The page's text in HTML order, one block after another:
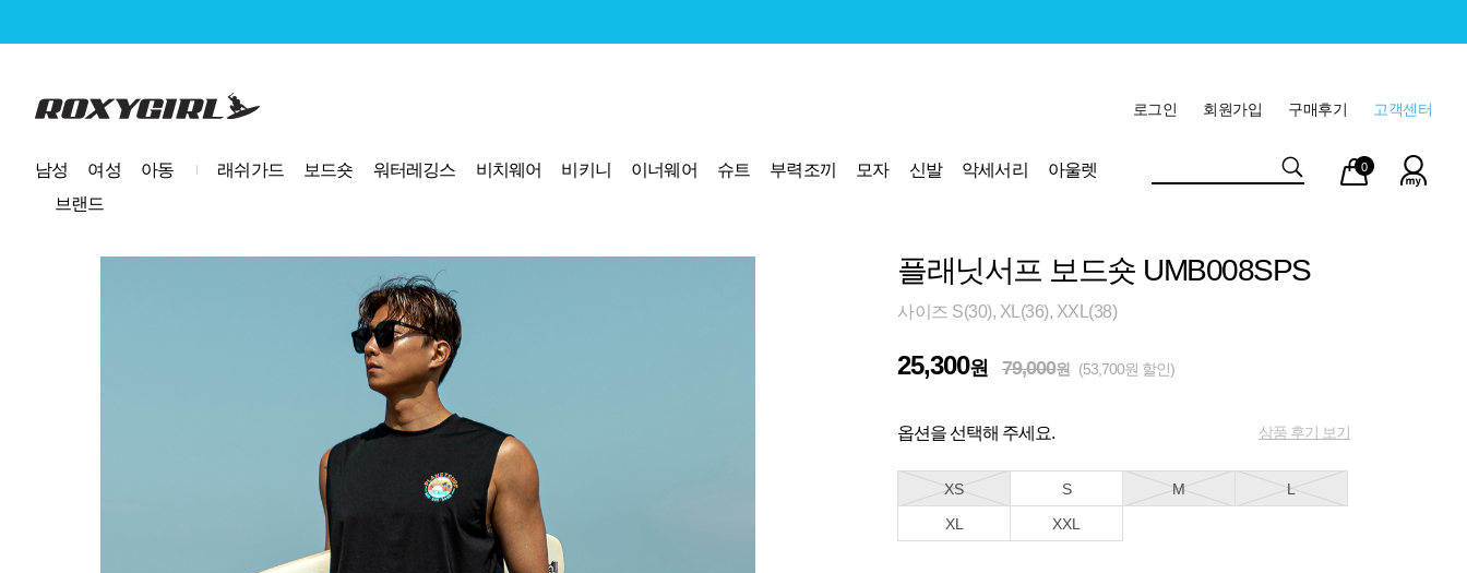
로고 고객센터
구매후기
회원가입
로그인
남성 여성 아동 래쉬가드 보드숏 워터레깅스 비치웨어 비키니 이너웨어 슈트 부력조끼 모자 신발 악세서리
아울렛
브랜드
마이
페이
장바
구니
0
플래닛서프 보드숏 UMB008SPS
사이즈 S(30), XL(36), XXL(38)
25,300원 79,000원 (53,700원 할인)
옵션을 선택해 주세요. 상품 후기 보기
XS S M
L
XL
XXL